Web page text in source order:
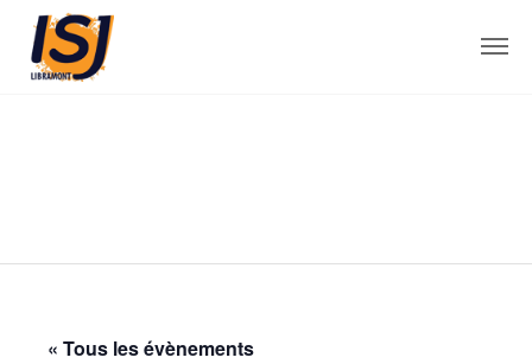
« Tous les évènements